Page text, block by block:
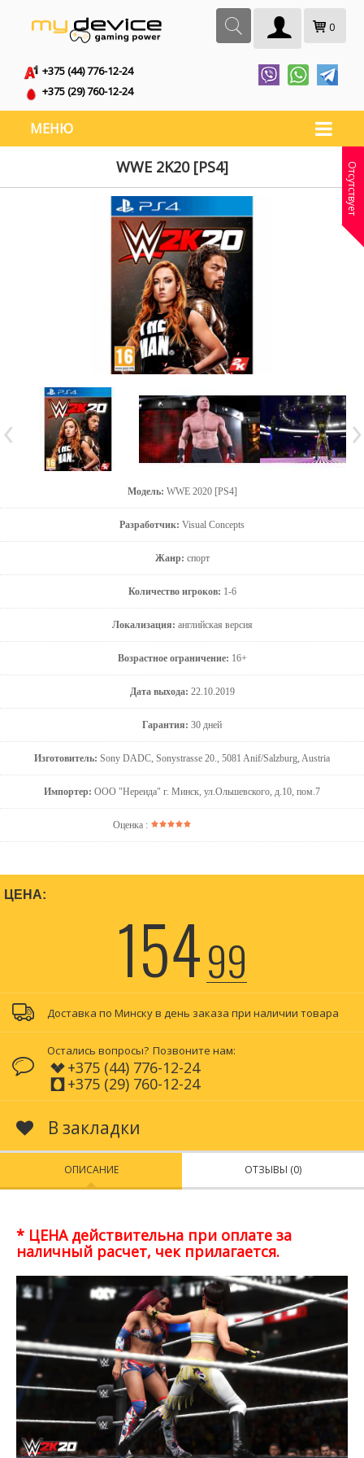
0
+375 (44) 776-12-24
+375 (29) 760-12-24
МЕНЮ
WWE 2K20 [PS4]
Модель: WWE 2020 [PS4]
Разработчик: Visual Concepts
Жанр: спорт
Количество игроков: 1-6
Локализация: английская версия
Возрастное ограничение: 16+
Дата выхода: 22.10.2019
Гарантия: 30 дней
Изготовитель: Sony DADC, Sonystrasse 20., 5081 Anif/Salzburg, Austria
Импортер: ООО "Нереида" г. Минск, ул.Ольшевского, д.10, пом.7
Оценка :
Отсутствует
ЦЕНА:
15499
Доставка по Минску в день заказа при наличии товара
Остались вопросы? Позвоните нам:
+375 (44) 776-12-24
+375 (29) 760-12-24
В закладки
ОПИСАНИЕ ОТЗЫВЫ (0)
* ЦЕНА действительна при оплате за
наличный расчет, чек прилагается.